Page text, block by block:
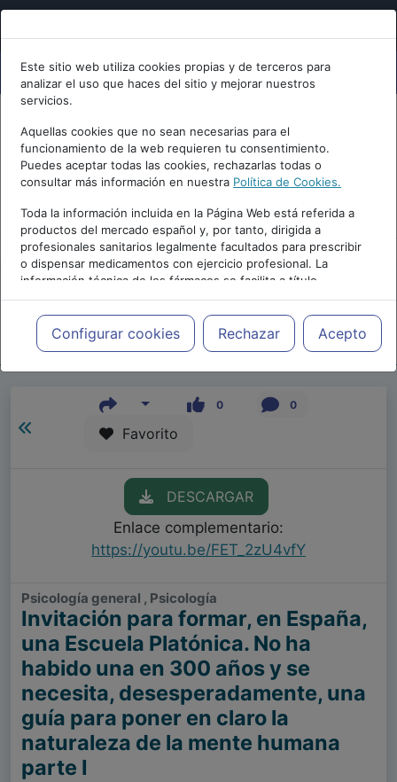
Este sitio web utiliza cookies propias y de terceros para
analizar el uso que haces del sitio y mejorar nuestros
servicios.
Aquellas cookies que no sean necesarias para el
funcionamiento de la web requieren tu consentimiento.
Puedes aceptar todas las cookies, rechazarlas todas o
consultar más información en nuestra Política de Cookies.
Toda la información incluida en la Página Web está referida a
productos del mercado español y, por tanto, dirigida a
profesionales sanitarios legalmente facultados para prescribir
o dispensar medicamentos con ejercicio profesional. La
información técnica de los fármacos se facilita a título
meramente informativo, siendo responsabilidad de los
profesionales facultados prescribir medicamentos y decidir, en
cada caso concreto, el tratamiento más adecuado a las
necesidades del paciente.
Configurar cookies Rechazar Acepto
Repositorio de Artículos |Blogs| Blog de
psiquiatria.com|
0 0
Favorito
DESCARGAR
Enlace complementario:
https://youtu.be/FET_2zU4vfY
Psicología general , Psicología
Invitación para formar, en España,
una Escuela Platónica. No ha
habido una en 300 años y se
necesita, desesperadamente, una
guía para poner en claro la
naturaleza de la mente humana
parte I